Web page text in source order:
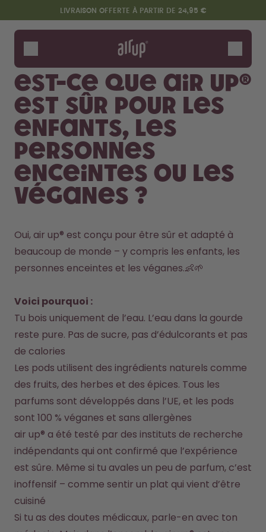
Aller au contenu principal
Déclaration d'accessibilitéLIVRAISON OFFERTE À PARTIR DE 24,95 €
Gourdes
Arômes
Accessoires
Starter Sets
Design Edition:
createdbygabe × air up®
Dis bonjour au "O"
Aide & FAQ
Où acheter
Compare les gourdes
Est-ce que air up®
est sûr pour les
enfants, les
personnes
enceintes ou les
véganes ?
Oui, air up® est conçu pour être sûr et adapté à
beaucoup de monde – y compris les enfants, les
personnes enceintes et les véganes.👶🌱
Voici pourquoi :
Tu bois uniquement de l’eau. L’eau dans la gourde
reste pure. Pas de sucre, pas d’édulcorants et pas
de calories
Les pods utilisent des ingrédients naturels comme
des fruits, des herbes et des épices. Tous les
parfums sont développés dans l’UE, et les pods
sont 100 % véganes et sans allergènes
air up® a été testé par des instituts de recherche
indépendants qui ont confirmé que l’expérience
est sûre. Même si tu avales un peu de parfum, c’est
inoffensif – comme sentir un plat qui vient d’être
cuisiné
Si tu as des doutes médicaux, parle-en avec ton